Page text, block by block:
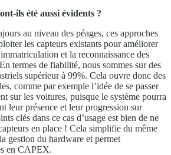
ils été aussi évidents ?
au niveau des péages, ces approches
les capteurs existants pour améliorer
et la reconnaissance des
termes de fiabilité, nous sommes sur des
supérieur à 99%. Cela ouvre donc des
comme par exemple l’idée de se passer
sur les voitures, puisque le système pourra
leur présence et leur progression sur
clés dans ce cas d’usage est bien de ne
en place ! Cela simplifie du même
gestion du hardware et permet
en CAPEX.